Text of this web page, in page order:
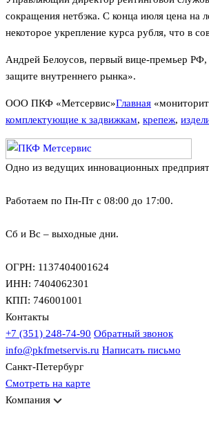
сокращения нетбэка. С конца июля цена
некоторое укрепление курса рубля, что в
Андрей Белоусов, первый вице-премьер
защите внутреннего рынка».
ООО ПКФ «Метсервис»Главная
комплектующие к задвижкам, крепеж,
Одно из ведущих инновационных
Работаем по Пн-Пт с 08:00 до 17:00.
Сб и Вс – выходные дни.
ОГРН: 1137404001624
ИНН: 7404062301
КПП: 746001001
Контакты
+7 (351) 248-74-90 Обратный звонок
info@pkfmetservis.ru Написать письмо
Санкт-Петербург
Смотреть на карте
Компания